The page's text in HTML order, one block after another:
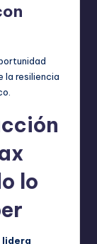
la resiliencia
lo
lidera